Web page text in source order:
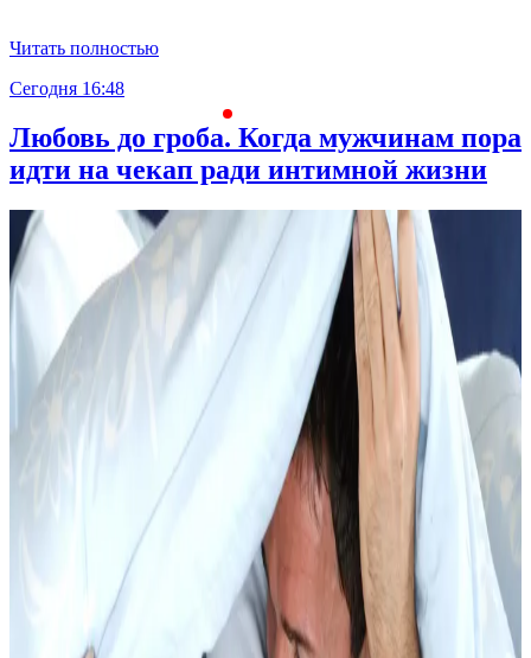
Читать полностью
Сегодня 16:48
Любовь до гроба. Когда мужчинам пора
идти на чекап ради интимной жизни